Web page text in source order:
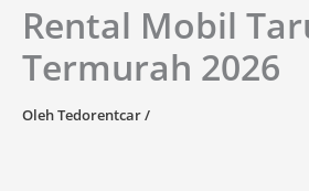
Rental Mobil
Termurah 2026
OlehTedorentcar/